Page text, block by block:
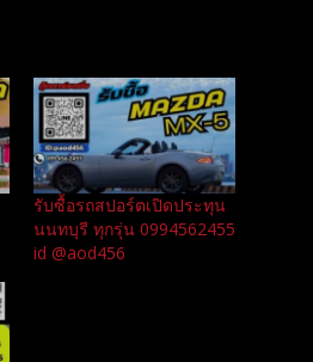
รับซื้อรถสปอร์ตเปิดประทุน
นนทบุรี ทุกรุ่น 0994562455
id @aod456